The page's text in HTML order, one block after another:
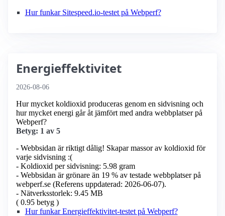
Hur funkar Sitespeed.io-testet på Webperf?
Energieffektivitet
2026-08-06
Hur mycket koldioxid produceras genom en sidvisning och
hur mycket energi går åt jämfört med andra webbplatser på
Webperf?
Betyg: 1 av 5
- Webbsidan är riktigt dålig! Skapar massor av koldioxid för
varje sidvisning :(
- Koldioxid per sidvisning: 5.98 gram
- Webbsidan är grönare än 19 % av testade webbplatser på
webperf.se (Referens uppdaterad: 2026-06-07).
- Nätverksstorlek: 9.45 MB
( 0.95 betyg )
Hur funkar Energieffektivitet-testet på Webperf?